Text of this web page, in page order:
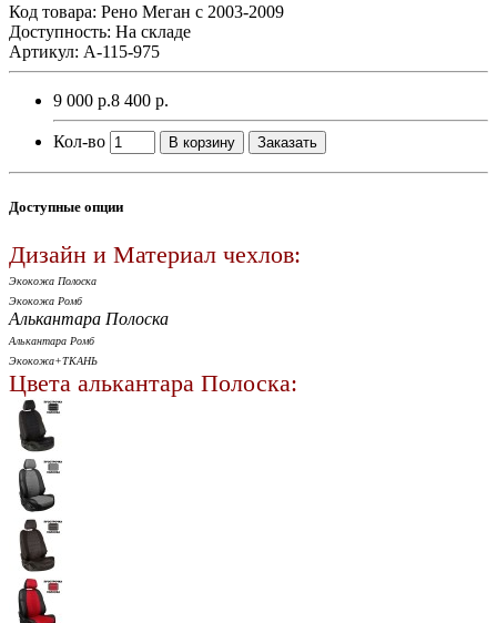
Код товара: Рено Меган с 2003-2009
Доступность: На складе
Артикул: A-115-975
9 000 р.8 400 р.
Кол-во В корзину Заказать
Доступные опции
Дизайн и Материал чехлов:
Экокожа Полоска
Экокожа Ромб
Алькантара Полоска
Алькантара Ромб
Экокожа+ТКАНЬ
Цвета алькантара Полоска: